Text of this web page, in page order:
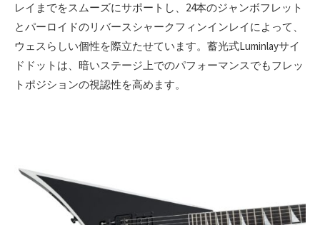
レイまでをスムーズにサポートし、24本のジャンボフレット
とパーロイドのリバースシャークフィンインレイによって、
ウェスらしい個性を際立たせています。蓄光式Luminlayサイ
ドドットは、暗いステージ上でのパフォーマンスでもフレッ
トポジションの視認性を高めます。